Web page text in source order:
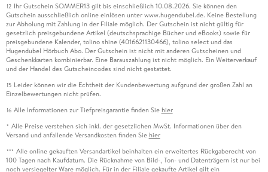
12 Ihr Gutschein SOMMER13 gilt bis einschließlich 10.08.2026. Sie können den
Gutschein ausschließlich online einlösen unter www.hugendubel.de. Keine Bestellung
zur Abholung mit Zahlung in der Filiale möglich. Der Gutschein ist nicht gültig für
gesetzlich preisgebundene Artikel (deutschsprachige Bücher und eBooks) sowie für
preisgebundene Kalender, tolino shine (4016621130466), tolino select und das
Hugendubel Hörbuch Abo. Der Gutschein ist nicht mit anderen Gutscheinen und
Geschenkkarten kombinierbar. Eine Barauszahlung ist nicht möglich. Ein Weiterverkauf
und der Handel des Gutscheincodes sind nicht gestattet.
15 Leider können wir die Echtheit der Kundenbewertung aufgrund der großen Zahl an
Einzelbewertungen nicht prüfen.
16 Alle Informationen zur Tiefpreisgarantie finden Sie hier
* Alle Preise verstehen sich inkl. der gesetzlichen MwSt. Informationen über den
Versand und anfallende Versandkosten finden Sie hier
*** Alle online gekauften Versandartikel beinhalten ein erweitertes Rückgaberecht von
100 Tagen nach Kaufdatum. Die Rücknahme von Bild-, Ton- und Datenträgern ist nur bei
noch versiegelter Ware möglich. Für in der Filiale gekaufte Artikel gilt ein